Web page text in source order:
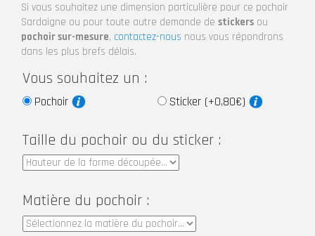
Si vous souhaitez une dimension particulière pour ce pochoir
Sardaigne ou pour toute autre demande de stickers ou
pochoir sur-mesure, contactez-nous nous vous répondrons
dans les plus brefs délais.
Vous souhaitez un :
Pochoir Sticker (+0,80€)
Taille du pochoir ou du sticker :
Matière du pochoir :